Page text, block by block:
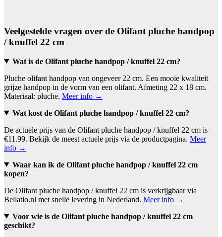
Veelgestelde vragen over de Olifant pluche handpop
/ knuffel 22 cm
Wat is de Olifant pluche handpop / knuffel 22 cm?
Pluche olifant handpop van ongeveer 22 cm. Een mooie kwaliteit
grijze handpop in de vorm van een olifant. Afmeting 22 x 18 cm.
Materiaal: pluche. Meer info →
Wat kost de Olifant pluche handpop / knuffel 22 cm?
De actuele prijs van de Olifant pluche handpop / knuffel 22 cm is
€11.99. Bekijk de meest actuele prijs via de productpagina. Meer
info →
Waar kan ik de Olifant pluche handpop / knuffel 22 cm
kopen?
De Olifant pluche handpop / knuffel 22 cm is verkrijgbaar via
Bellatio.nl met snelle levering in Nederland. Meer info →
Voor wie is de Olifant pluche handpop / knuffel 22 cm
geschikt?